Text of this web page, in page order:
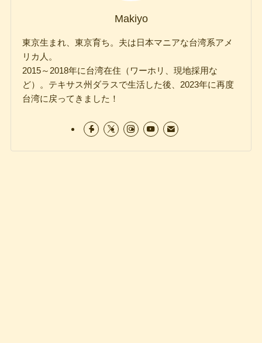
Makiyo
東京生まれ、東京育ち。夫は日本マニアな台湾系アメ
リカ人。
2015～2018年に台湾在住（ワーホリ、現地採用な
ど）。テキサス州ダラスで生活した後、2023年に再度
台湾に戻ってきました！